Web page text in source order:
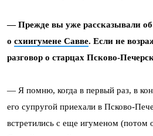
— Прежде вы уже рассказывали
о схиигумене Савве. Если не
разговор о старцах Псково-
— Я помню, когда в первый раз, в
его супругой приехали в Псково-
встретились с еще игуменом (потом